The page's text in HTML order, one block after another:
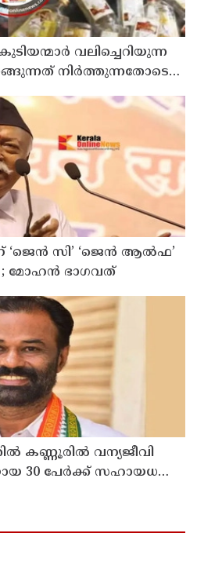
വലിച്ചെറിയുന്ന
നിര്‍ത്തുന്നതോടെ
തലതിരിഞ്ഞ
സി’ ‘ജെൻ ആൽഫ’
മോഹൻ ഭാഗവത്
കണ്ണൂരിൽ വന്യജീവി
30 പേർക്ക് സഹായധനം